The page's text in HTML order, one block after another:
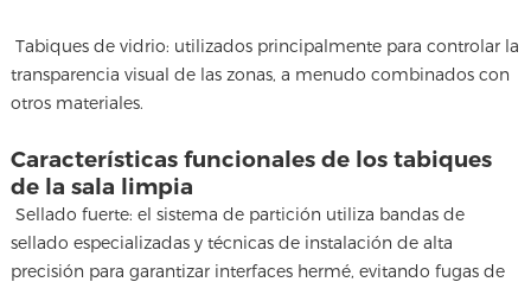
Tabiques de vidrio: utilizados principalmente para controlar la
transparencia visual de las zonas, a menudo combinados con
otros materiales.
Características funcionales de los tabiques
de la sala limpia
Sellado fuerte: el sistema de partición utiliza bandas de
sellado especializadas y técnicas de instalación de alta
precisión para garantizar interfaces hermé, evitando fugas de